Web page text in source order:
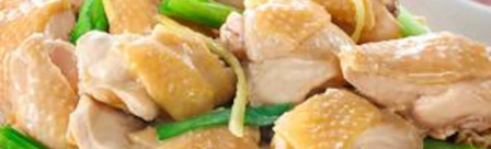
料理方式
季節節慶
多國料理
家樂牌雞粉
家樂牌鮮菇粉
家樂牌濃湯寶
甚麼是愛環境食材
愛環境食材名單
愛環境食材食譜